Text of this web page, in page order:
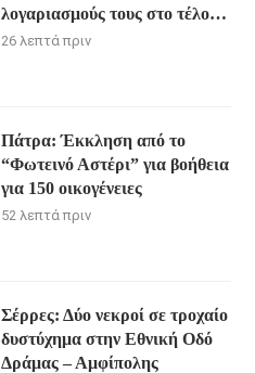
λογαριασμούς τους στο τέλος
Αυγούστου
26 λεπτά πριν
Πάτρα: Έκκληση από το
“Φωτεινό Αστέρι” για βοήθεια
για 150 οικογένειες
52 λεπτά πριν
Σέρρες: Δύο νεκροί σε τροχαίο
δυστύχημα στην Εθνική Οδό
Δράμας – Αμφίπολης